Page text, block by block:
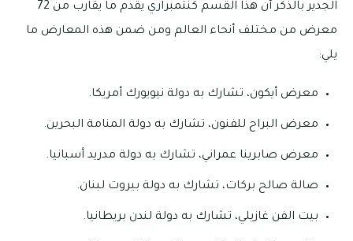
الجدير بالذكر أن هذا القسم كنتمبراري يقدم ما يقارب من 72
معرض من مختلف أنحاء العالم ومن ضمن هذه المعارض ما
يلي:
معرض أيكون، تشارك به دولة نيويورك أمريكا.
معرض البراح للفنون، تشارك به دولة المنامة البحرين.
معرض صابرينا عمراني، تشارك به دولة مدريد أسبانيا.
صالة صالح بركات، تشارك به دولة بيروت لبنان.
بيت الفن غازيلي، تشارك به دولة لندن بريطانيا.